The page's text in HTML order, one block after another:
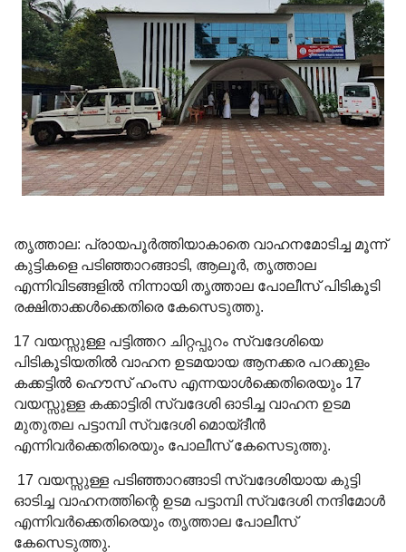
തൃത്താല: പ്രായപൂർത്തിയാകാതെ വാഹനമോടിച്ച മൂന്ന്
കുട്ടികളെ പടിഞ്ഞാറങ്ങാടി, ആലൂർ, തൃത്താല
എന്നിവിടങ്ങളിൽ നിന്നായി തൃത്താല പോലീസ് പിടികൂടി
രക്ഷിതാക്കൾക്കെതിരെ കേസെടുത്തു.
17 വയസ്സുള്ള പട്ടിത്തറ ചിറ്റപ്പുറം സ്വദേശിയെ
പിടികൂടിയതിൽ വാഹന ഉടമയായ ആനക്കര പറക്കുളം
കക്കട്ടിൽ ഹൌസ് ഹംസ എന്നയാൾക്കെതിരെയും 17
വയസ്സുള്ള കക്കാട്ടിരി സ്വദേശി ഓടിച്ച വാഹന ഉടമ
മുതുതല പട്ടാമ്പി സ്വദേശി മൊയ്‌ദീൻ
എന്നിവർക്കെതിരെയും പോലീസ് കേസെടുത്തു.
17 വയസ്സുള്ള പടിഞ്ഞാറങ്ങാടി സ്വദേശിയായ കുട്ടി
ഓടിച്ച വാഹനത്തിന്റെ ഉടമ പട്ടാമ്പി സ്വദേശി നന്ദിമോൾ
എന്നിവർക്കെതിരെയും തൃത്താല പോലീസ്
കേസെടുത്തു.